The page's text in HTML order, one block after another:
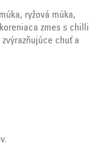
ryžová múka,
zmes s chilli
chuť a